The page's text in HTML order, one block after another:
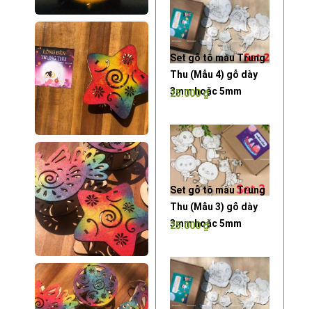
Set gỗ tô màu Trung
Thu (Mẫu 4) gỗ dày
3mm hoặc 5mm
25.000₫
Set gỗ tô màu Trung
Thu (Mẫu 3) gỗ dày
3mm hoặc 5mm
25.000₫